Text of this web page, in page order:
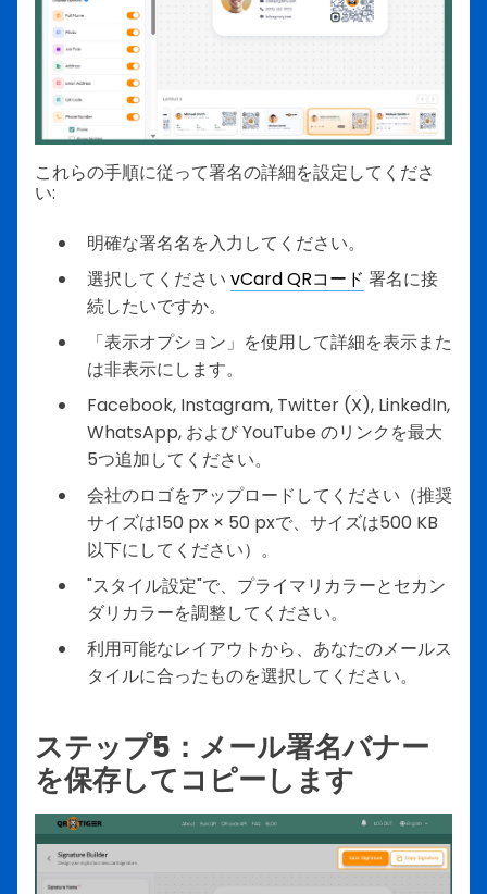
これらの手順に従って署名の詳細を設定してくださ
い:
明確な署名名を入力してください。
選択してください vCard QRコード 署名に接
続したいですか。
「表示オプション」を使用して詳細を表示また
は非表示にします。
Facebook, Instagram, Twitter (X), LinkedIn,
WhatsApp, および YouTube のリンクを最大
5つ追加してください。
会社のロゴをアップロードしてください（推奨
サイズは150 px × 50 pxで、サイズは500 KB
以下にしてください）。
"スタイル設定"で、プライマリカラーとセカン
ダリカラーを調整してください。
利用可能なレイアウトから、あなたのメールス
タイルに合ったものを選択してください。
ステップ5：メール署名バナー
を保存してコピーします